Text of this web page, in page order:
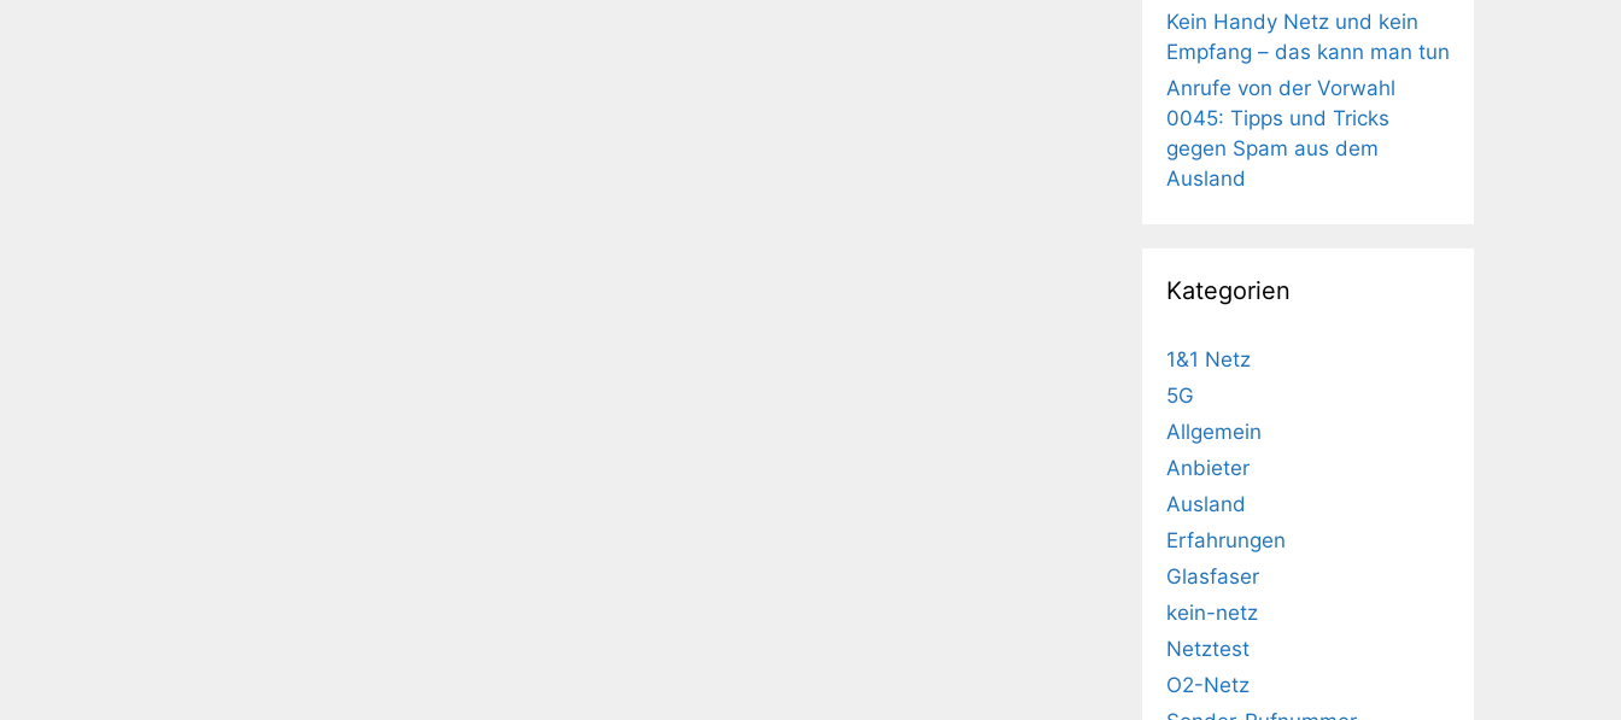
Kein Handy Netz und kein
Empfang – das kann man tun
Anrufe von der Vorwahl
0045: Tipps und Tricks
gegen Spam aus dem
Ausland
Kategorien
1&1 Netz
5G
Allgemein
Anbieter
Ausland
Erfahrungen
Glasfaser
kein-netz
Netztest
O2-Netz